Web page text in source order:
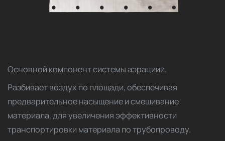
Основной компонент системы аэрациии.
Разбивает воздух по площади, обеспечивая
предварительное насыщение и смешивание
материала, для увеличения эффективности
транспортировки материала по трубопроводу.